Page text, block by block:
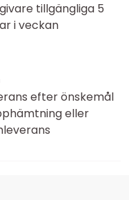
tillgängliga 5
i veckan
efter önskemål
eller